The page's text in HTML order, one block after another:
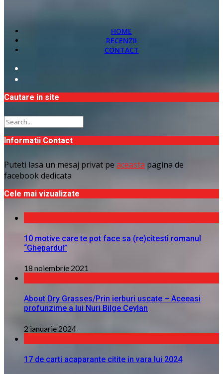
HOME
RECENZII
CONTACT
Cautare in site
Informatii Contact
Puteti lasa un mesaj privat pe aceasta pagina de
facebook dedicata
Cele mai vizualizate
10 motive care te pot face sa (re)citesti romanul
“Ghepardul”
18 noiembrie 2021
About Dry Grasses/Prin ierburi uscate – Aceeasi
profunzime a lui Nuri Bilge Ceylan
2 ianuarie 2024
17 de carti acaparante citite in vara lui 2024